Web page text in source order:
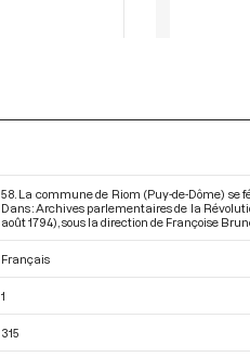
58. La commune de Riom (Puy-de-Dôme) se
Dans : Archives parlementaires de la
août 1794) , sous la direction de Françoise
Français
1
315